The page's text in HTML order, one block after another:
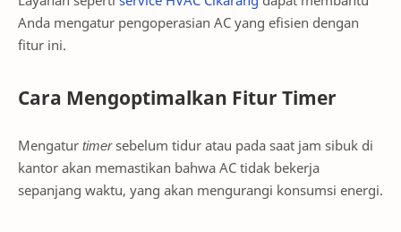
Anda mengatur pengoperasian AC yang efisien dengan
fitur ini.
Cara Mengoptimalkan Fitur Timer
Mengatur timersebelum tidur atau pada saat jam sibuk di
kantor akan memastikan bahwa AC tidak bekerja
sepanjang waktu, yang akan mengurangi konsumsi energi.